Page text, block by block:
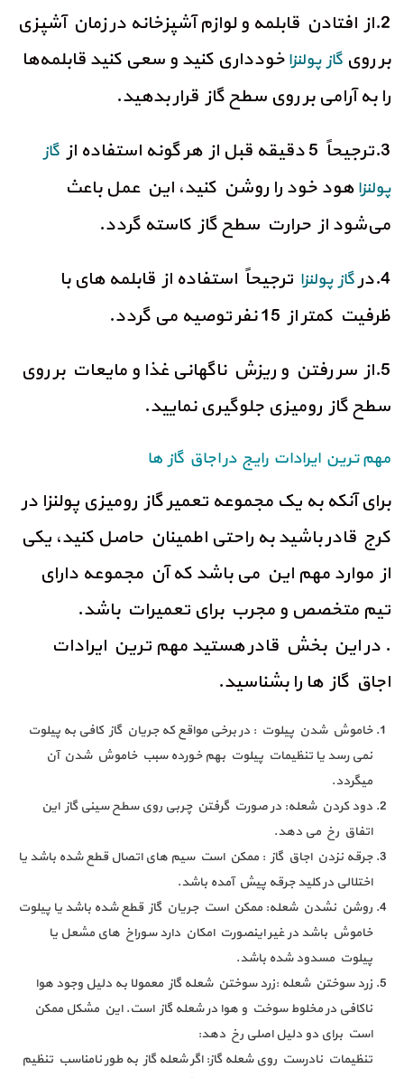
2.از افتادن قابلمه و لوازم آشپزخانه در زمان آشپزی
بر روی گاز پولنزاخودداری کنید و سعی کنید قابلمه‌ها
را به آرامی بر روی سطح گاز قرار بدهید.
3.ترجیحاً 5 دقیقه قبل از هر گونه استفاده از
گاز
پولنزاهود خود را روشن کنید، این عمل باعث
می‌شود از حرارت سطح گاز کاسته گردد.
4.در
گاز پولنزا ترجیحاً استفاده از قابلمه های با
ظرفیت کمتر از 15 نفر توصیه می‌ گردد.
5.از سر رفتن و ریزش ناگهانی غذا و مایعات بر روی
سطح گاز رومیزی جلوگیری نمایید.
مهم ترین ایرادات رایج در اجاق گاز ها
برای آنکه به یک مجموعه تعمیر گاز رومیزی پولنزا در
کرج قادر باشید به راحتی اطمینان حاصل کنید، یکی
از موارد مهم این می باشد که آن مجموعه دارای
تیم متخصص و مجرب برای تعمیرات باشد.
. در این بخش قادر هستید مهم ترین ایرادات
اجاق گاز ها را بشناسید.
خاموش شدن پیلوت : در برخی مواقع که جریان گاز کافی به پیلوت
نمی رسد یا تنظیمات پیلوت بهم خورده سبب خاموش شدن آن
میگردد.
دود کردن شعله: در صورت گرفتن چربی روی سطح سینی گاز این
اتفاق رخ می دهد.
جرقه نزدن اجاق گاز : ممکن است سیم های اتصال قطع شده باشد یا
اختلالی در کلید جرقه پیش آمده باشد.
روشن نشدن شعله: ممکن است جریان گاز قطع شده باشد یا پیلوت
خاموش باشد در غیر اینصورت امکان دارد سوراخ های مشعل یا
پیلوت مسدود شده باشد.
زرد سوختن شعله :زرد سوختن شعله گاز معمولا به دلیل وجود هوا
ناکافی در مخلوط سوخت و هوا در شعله گاز است. این مشکل ممکن
است برای دو دلیل اصلی رخ دهد:
تنظیمات نادرست روی شعله گاز: اگر شعله گاز به طور نامناسب تنظیم